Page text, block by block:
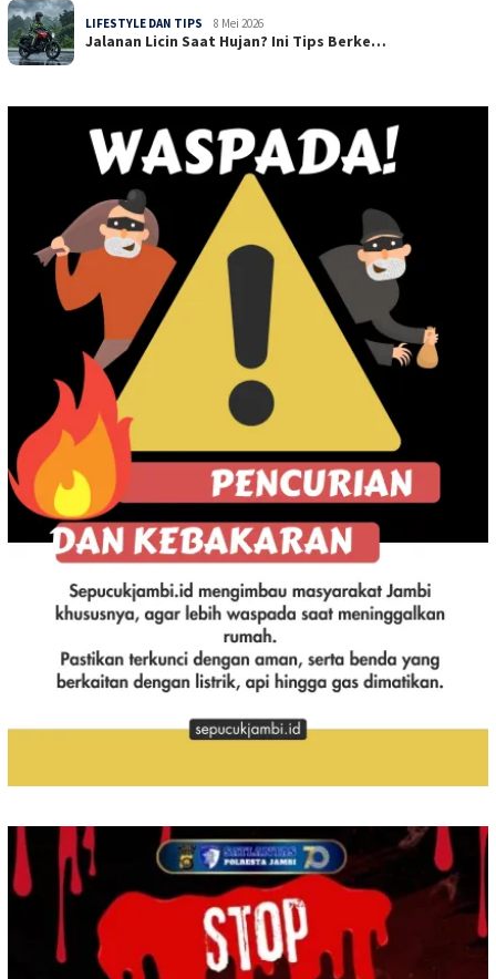
LIFESTYLE DAN TIPS 8 Mei 2026
Jalanan Licin Saat Hujan? Ini Tips Berke…